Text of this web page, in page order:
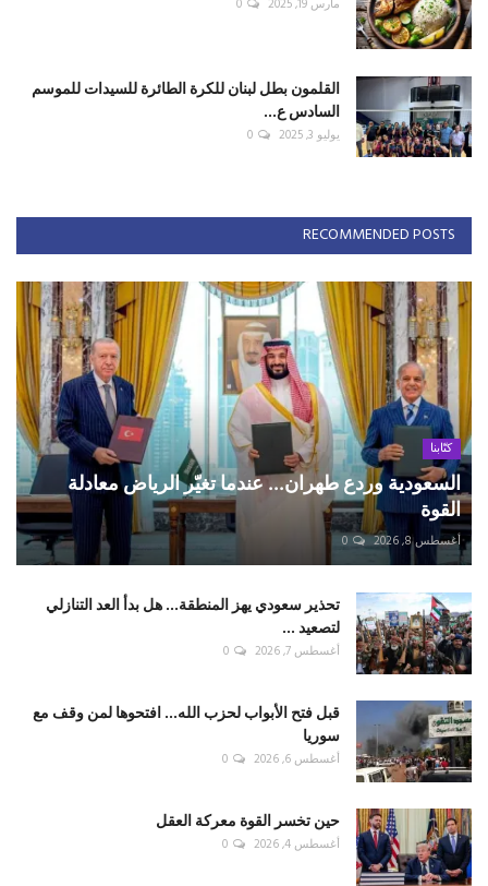
مارس 19, 2025 0
القلمون بطل لبنان للكرة الطائرة للسيدات للموسم
السادس ع...
يوليو 3, 2025 0
RECOMMENDED POSTS
كتّابنا
السعودية وردع طهران... عندما تغيّر الرياض معادلة
القوة
أغسطس 8, 2026 0
تحذير سعودي يهز المنطقة... هل بدأ العد التنازلي
لتصعيد ...
أغسطس 7, 2026 0
قبل فتح الأبواب لحزب الله... افتحوها لمن وقف مع
سوريا
أغسطس 6, 2026 0
حين تخسر القوة معركة العقل
أغسطس 4, 2026 0